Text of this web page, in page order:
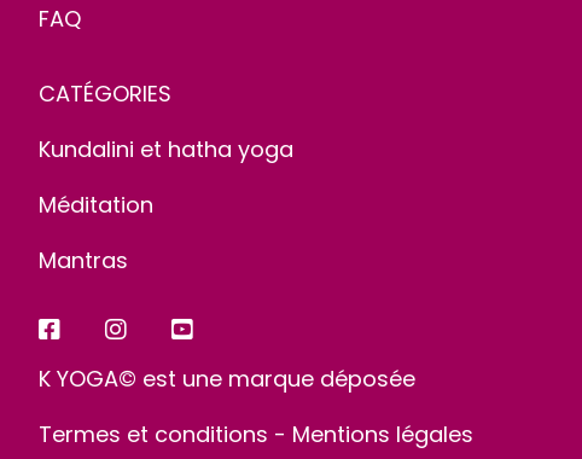
FAQ
CATÉGORIES
Kundalini et hatha yoga
Méditation
Mantras
K YOGA© est une marque déposée
Termes et conditions - Mentions légales